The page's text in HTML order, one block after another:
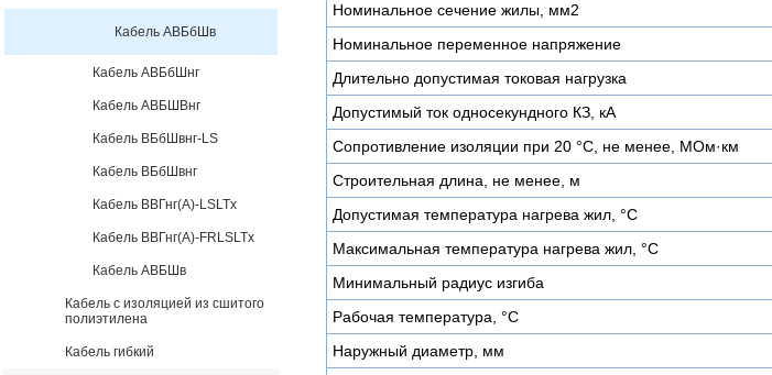
Кабель АВБбШв
Кабель АВБбШнг
Кабель АВБШВнг
Кабель ВБбШвнг-LS
Кабель ВБбШвнг
Кабель ВВГнг(А)-LSLTx
Кабель ВВГнг(А)-FRLSLTx
Кабель АВБШв
Кабель с изоляцией из сшитого
полиэтилена
Кабель гибкий
Номинальное сечение жилы, мм2
Номинальное переменное напряжение
Длительно допустимая токовая нагрузка
Допустимый ток односекундного КЗ, кА
Сопротивление изоляции при 20 °С, не менее, МОм·км
Строительная длина, не менее, м
Допустимая температура нагрева жил, °C
Максимальная температура нагрева жил, °C
Минимальный радиус изгиба
Рабочая температура, °C
Наружный диаметр, мм